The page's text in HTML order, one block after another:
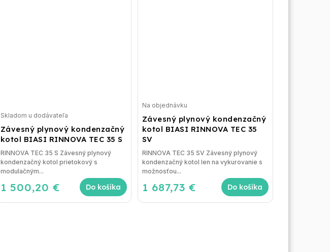
Závesný plynový kondenzačný
kotol BIASI RINNOVA TEC 35 S
Skladom u dodávateľa
1 500,20 € Do košíka
RINNOVA TEC 35 S Závesný plynový
kondenzačný kotol prietokový s
modulačným...
Závesný plynový kondenzačný
kotol BIASI RINNOVA TEC 35
SV
Na objednávku
1 687,73 € Do košíka
RINNOVA TEC 35 SV Závesný plynový
kondenzačný kotol len na vykurovanie s
možnosťou...